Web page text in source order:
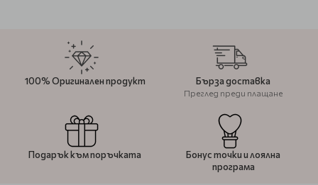
100% Оригинален продукт Бърза доставка
Преглед преди плащане
Подарък към поръчката
Бонус точки и лоялна
програма